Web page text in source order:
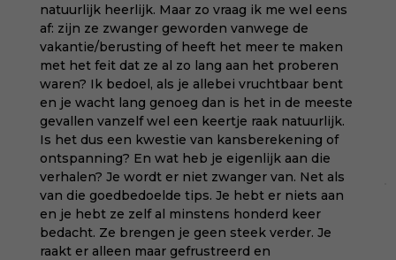
natuurlijk heerlijk. Maar zo vraag ik me wel eens
af: zijn ze zwanger geworden vanwege de
vakantie/berusting of heeft het meer te maken
met het feit dat ze al zo lang aan het proberen
waren? Ik bedoel, als je allebei vruchtbaar bent
en je wacht lang genoeg dan is het in de meeste
gevallen vanzelf wel een keertje raak natuurlijk.
Is het dus een kwestie van kansberekening of
ontspanning? En wat heb je eigenlijk aan die
verhalen? Je wordt er niet zwanger van. Net als
van die goedbedoelde tips. Je hebt er niets aan
en je hebt ze zelf al minstens honderd keer
bedacht. Ze brengen je geen steek verder. Je
raakt er alleen maar gefrustreerd en